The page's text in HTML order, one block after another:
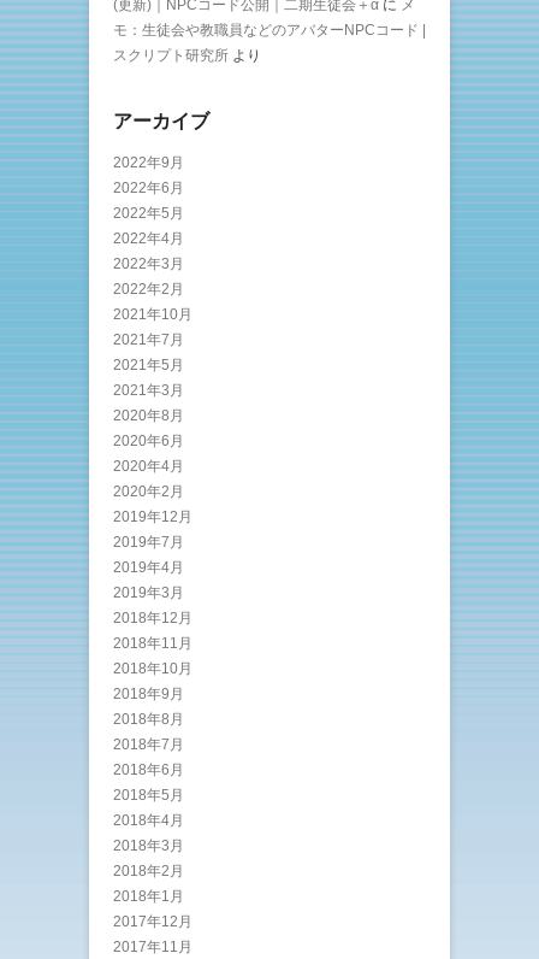
(更新)｜NPCコード公開｜二期生徒会＋α に メ
モ：生徒会や教職員などのアバターNPCコード |
スクリプト研究所 より
アーカイブ
2022年9月
2022年6月
2022年5月
2022年4月
2022年3月
2022年2月
2021年10月
2021年7月
2021年5月
2021年3月
2020年8月
2020年6月
2020年4月
2020年2月
2019年12月
2019年7月
2019年4月
2019年3月
2018年12月
2018年11月
2018年10月
2018年9月
2018年8月
2018年7月
2018年6月
2018年5月
2018年4月
2018年3月
2018年2月
2018年1月
2017年12月
2017年11月